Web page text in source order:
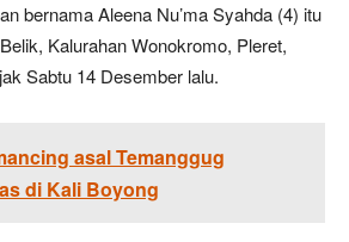
bernama Aleena Nu’ma Syahda (4) itu
Kalurahan Wonokromo, Pleret,
Sabtu 14 Desember lalu.
asal Temanggug
di Kali Boyong